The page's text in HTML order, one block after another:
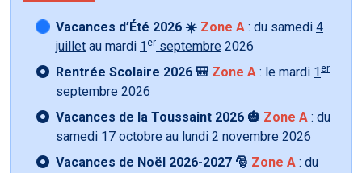
Vacances d’Été 2026 ☀️ Zone A : du samedi 4
juillet au mardi 1 er septembre 2026
Rentrée Scolaire 2026 🎒 Zone A : le mardi 1 er
septembre 2026
Vacances de la Toussaint 2026 🎃 Zone A : du
samedi 17 octobre au lundi 2 novembre 2026
Vacances de Noël 2026-2027 🎅 Zone A : du